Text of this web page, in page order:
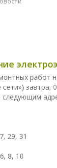
работ
сети»)
следующим
29, 31
8, 10